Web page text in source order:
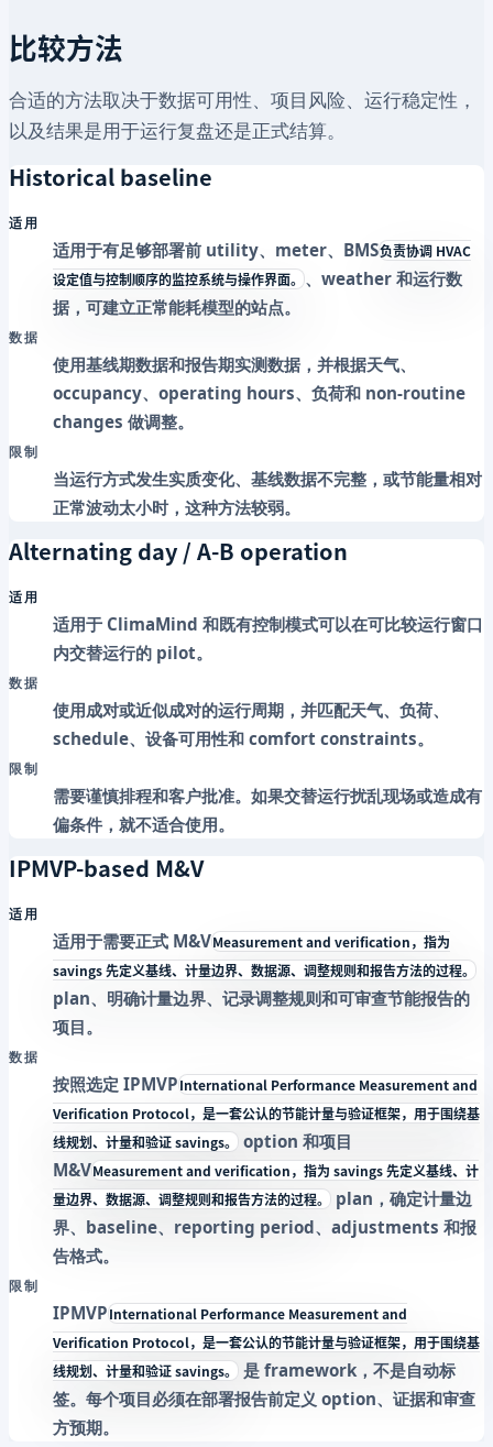
比较方法
合适的方法取决于数据可用性、项目风险、运行稳定性，
以及结果是用于运行复盘还是正式结算。
Historical baseline
适用
适用于有足够部署前 utility、meter、 BMS负责协调 HVAC
设定值与控制顺序的监控系统与操作界面。、weather 和运行数
据，可建立正常能耗模型的站点。
数据
使用基线期数据和报告期实测数据，并根据天气、
occupancy、operating hours、负荷和 non-routine
changes 做调整。
限制
当运行方式发生实质变化、基线数据不完整，或节能量相对
正常波动太小时，这种方法较弱。
Alternating day / A-B operation
适用
适用于 ClimaMind 和既有控制模式可以在可比较运行窗口
内交替运行的 pilot。
数据
使用成对或近似成对的运行周期，并匹配天气、负荷、
schedule、设备可用性和 comfort constraints。
限制
需要谨慎排程和客户批准。如果交替运行扰乱现场或造成有
偏条件，就不适合使用。
IPMVP-based M&V
适用
适用于需要正式 M&VMeasurement and verification，指为
savings 先定义基线、计量边界、数据源、调整规则和报告方法的过程。
plan、明确计量边界、记录调整规则和可审查节能报告的
项目。
数据
按照选定 IPMVPInternational Performance Measurement and
Verification Protocol，是一套公认的节能计量与验证框架，用于围绕基
线规划、计量和验证 savings。 option 和项目
M&VMeasurement and verification，指为 savings 先定义基线、计
量边界、数据源、调整规则和报告方法的过程。 plan，确定计量边
界、baseline、reporting period、adjustments 和报
告格式。
限制
IPMVPInternational Performance Measurement and
Verification Protocol，是一套公认的节能计量与验证框架，用于围绕基
线规划、计量和验证 savings。 是 framework，不是自动标
签。每个项目必须在部署报告前定义 option、证据和审查
方预期。